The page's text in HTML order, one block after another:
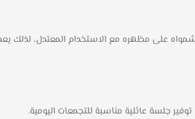
على مظهره مع الاستخدام المعتدل، لذلك
جلسة عائلية مناسبة للتجمعات اليومية.